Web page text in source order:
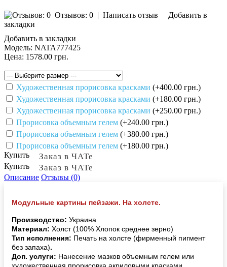
Отзывов: 0 | Написать отзыв
Добавить в
закладки
Добавить в закладки
Модель: NATA777425
Цена: 1578.00 грн.
Художественная прорисовка красками (+400.00 грн.)
Художественная прорисовка красками (+180.00 грн.)
Художественная прорисовка красками (+250.00 грн.)
Прорисовка объемным гелем (+240.00 грн.)
Прорисовка объемным гелем (+380.00 грн.)
Прорисовка объемным гелем (+180.00 грн.)
Купить
Заказ в ЧАТе
Купить Заказ в ЧАТе
Описание Отзывы (0)
Модульные картины пейзажи. На холсте.
Производство: Украина
Материал: Холст (100% Хлопок среднее зерно)
Тип исполнения: Печать на холсте (фирменный пигмент
без запаха).
Доп. услуги: Нанесение мазков объемным гелем или